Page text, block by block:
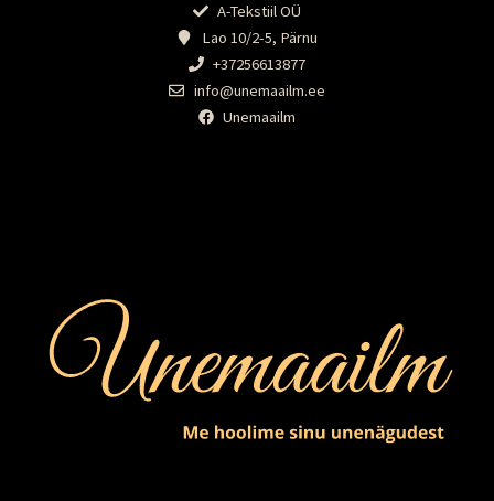
A-Tekstiil OÜ
Lao 10/2-5, Pärnu
+37256613877
info@unemaailm.ee
Unemaailm